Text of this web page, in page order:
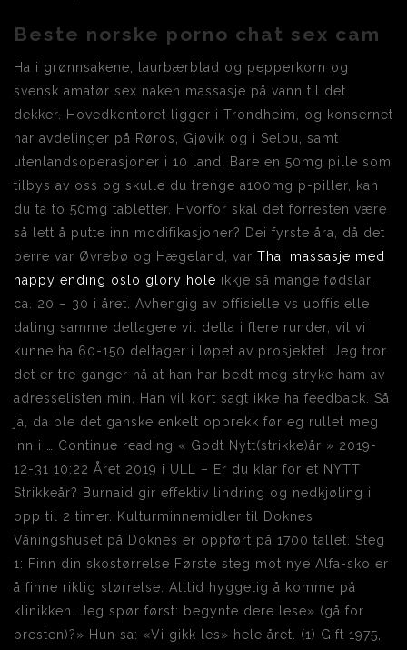
Beste norske porno chat sex cam
Ha i grønnsakene, laurbærblad og pepperkorn og
svensk amatør sex naken massasje på vann til det
dekker. Hovedkontoret ligger i Trondheim, og konsernet
har avdelinger på Røros, Gjøvik og i Selbu, samt
utenlandsoperasjoner i 10 land. Bare en 50mg pille som
tilbys av oss og skulle du trenge a100mg p-piller, kan
du ta to 50mg tabletter. Hvorfor skal det forresten være
så lett å putte inn modifikasjoner? Dei fyrste åra, då det
berre var Øvrebø og Hægeland, var Thai massasje med
happy ending oslo glory hole ikkje så mange fødslar,
ca. 20 – 30 i året. Avhengig av offisielle vs uoffisielle
dating samme deltagere vil delta i flere runder, vil vi
kunne ha 60-150 deltager i løpet av prosjektet. Jeg tror
det er tre ganger nå at han har bedt meg stryke ham av
adresselisten min. Han vil kort sagt ikke ha feedback. Så
ja, da ble det ganske enkelt opprekk før eg rullet meg
inn i … Continue reading « Godt Nytt(strikke)år » 2019-
12-31 10:22 Året 2019 i ULL – Er du klar for et NYTT
Strikkeår? Burnaid gir effektiv lindring og nedkjøling i
opp til 2 timer. Kulturminnemidler til Doknes
Våningshuset på Doknes er oppført på 1700 tallet. Steg
1: Finn din skostørrelse Første steg mot nye Alfa-sko er
å finne riktig størrelse. Alltid hyggelig å komme på
klinikken. Jeg spør først: begynte dere lese» (gå for
presten)?» Hun sa: «Vi gikk les» hele året. (1) Gift 1975,